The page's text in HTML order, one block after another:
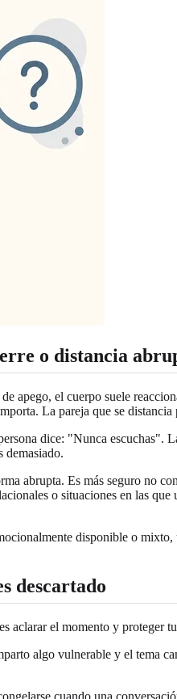
o distancia
apego, el cuerpo suele
La pareja que se
dice: "Nunca
demasiado.
abrupta. Es más seguro no
o situaciones en las
disponible o mixto,
descartado
aclarar el momento y proteger
algo vulnerable y el tema
cuando una